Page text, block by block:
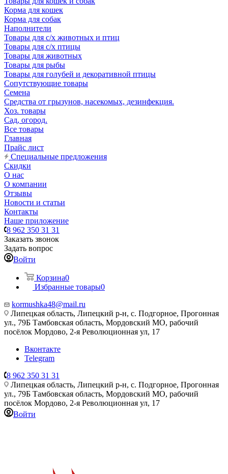
Корма для кошек
Корма для собак
Наполнители
Товары для с/х животных и птиц
Товары для с/х птицы
Товары для животных
Товары для рыбы
Товары для голубей и декоративной птицы
Сопутствующие товары
Семена
Средства от грызунов, насекомых, дезинфекция.
Хоз. товары
Сад, огород.
Все товары
Главная
Прайс лист
Специальные предложения
Скидки
О нас
О компании
Отзывы
Новости и статьи
Контакты
Наше приложение
8 962 350 31 31
Заказать звонок
Задать вопрос
Войти
Корзина0
Избранные товары0
kormushka48@mail.ru
Липецкая область, Липецкий р-н, с. Подгорное, Прогонная
ул., 79Б Тамбовская область, Мордовский МО, рабочий
посёлок Мордово, 2-я Революционная ул, 17
Вконтакте
Telegram
8 962 350 31 31
Липецкая область, Липецкий р-н, с. Подгорное, Прогонная
ул., 79Б Тамбовская область, Мордовский МО, рабочий
посёлок Мордово, 2-я Революционная ул, 17
Войти